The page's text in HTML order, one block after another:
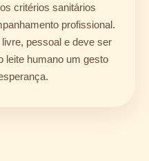
critérios sanitários
profissional.
pessoal e deve ser
leite humano um gesto